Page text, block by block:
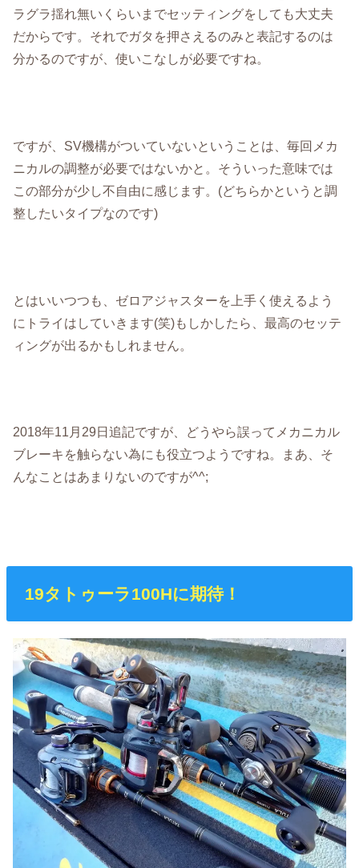
ラグラ揺れ無いくらいまでセッティングをしても大丈夫
だからです。それでガタを押さえるのみと表記するのは
分かるのですが、使いこなしが必要ですね。
ですが、SV機構がついていないということは、毎回メカ
ニカルの調整が必要ではないかと。そういった意味では
この部分が少し不自由に感じます。(どちらかというと調
整したいタイプなのです)
とはいいつつも、ゼロアジャスターを上手く使えるよう
にトライはしていきます(笑)もしかしたら、最高のセッテ
ィングが出るかもしれません。
2018年11月29日追記ですが、どうやら誤ってメカニカル
ブレーキを触らない為にも役立つようですね。まあ、そ
んなことはあまりないのですが^^;
19タトゥーラ100Hに期待！